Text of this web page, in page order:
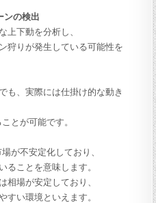
の検出
上下動を分析し、
狩りが発生している可能性を
も、実際には仕掛け的な動き
とが可能です。
が不安定化しており、
ることを意味します。
相場が安定しており、
すい環境といえます。